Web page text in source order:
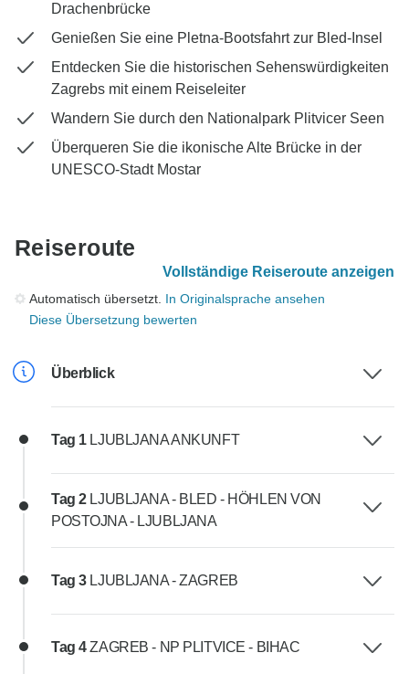
Drachenbrücke
Genießen Sie eine Pletna-Bootsfahrt zur Bled-Insel
Entdecken Sie die historischen Sehenswürdigkeiten
Zagrebs mit einem Reiseleiter
Wandern Sie durch den Nationalpark Plitvicer Seen
Überqueren Sie die ikonische Alte Brücke in der
UNESCO-Stadt Mostar
Reiseroute
Vollständige Reiseroute anzeigen
Automatisch übersetzt. In Originalsprache ansehen
Diese Übersetzung bewerten
Überblick
Tag 1 LJUBLJANA ANKUNFT
Tag 2 LJUBLJANA - BLED - HÖHLEN VON
POSTOJNA - LJUBLJANA
Tag 3 LJUBLJANA - ZAGREB
Tag 4ZAGREB - NP PLITVICE - BIHAC